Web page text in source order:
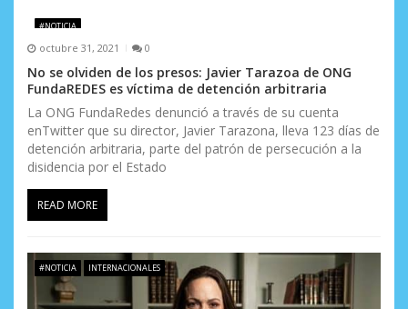
e
n
t
r
a
d
a
s
#NOTICIA
octubre 31, 2021 0
No se olviden de los presos: Javier Tarazoa de ONG
FundaREDES es víctima de detención arbitraria
La ONG FundaRedes denunció a través de su cuenta
enTwitter que su director, Javier Tarazona, lleva 123 días de
detención arbitraria, parte del patrón de persecución a la
disidencia por el Estado
READ MORE
#NOTICIA INTERNACIONALES